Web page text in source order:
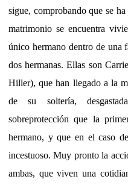
sigue, comprobando que se
matrimonio se encuentra
único hermano dentro de una
dos hermanas. Ellas son
Hiller), que han llegado a la
de su soltería,
sobreprotección que la
hermano, y que en el caso
incestuoso. Muy pronto la
ambas, que viven una